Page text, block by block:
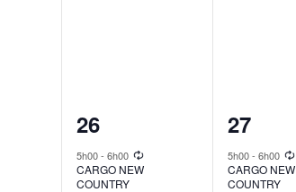
1
event,
26
5h00- 6h00
CARGO NEW
COUNTRY
1
event,
27
5h00- 6h00
CARGO NEW
COUNTRY